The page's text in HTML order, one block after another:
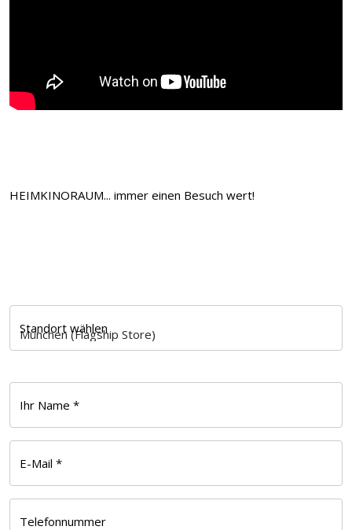
HEIMKINORAUM... immer einen Besuch wert!
Standort wählen
Ihr Name *
E-Mail *
Telefonnummer